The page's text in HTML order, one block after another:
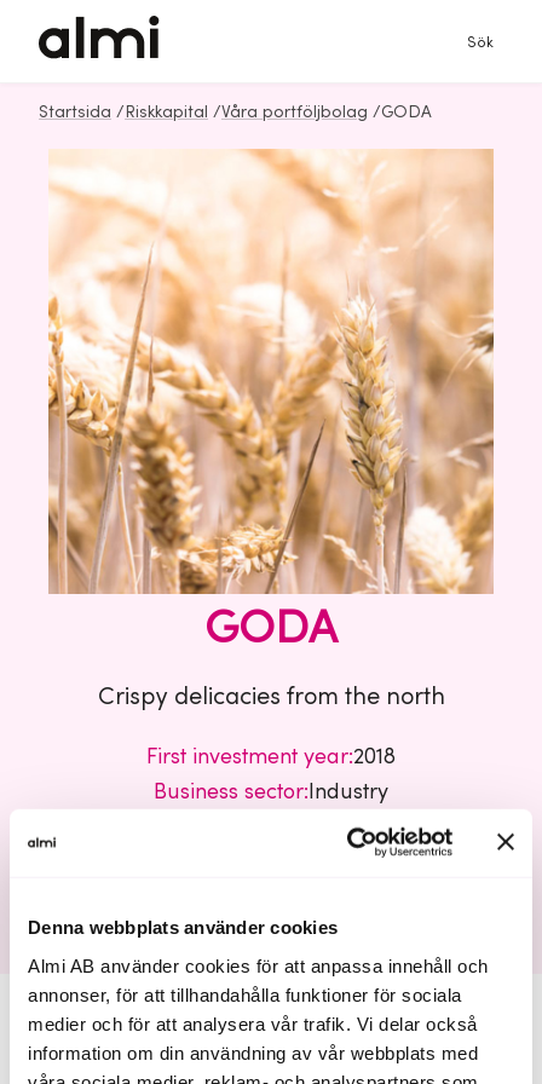
Denna webbplats använder cookies
Almi AB använder cookies för att anpassa innehåll och
annonser, för att tillhandahålla funktioner för sociala
medier och för att analysera vår trafik. Vi delar också
information om din användning av vår webbplats med
Sök
Startsida / Riskkapital /Våra portföljbolag /GODA
GODA
Crispy delicacies from the north
First investment year:2018
Business sector: Industry